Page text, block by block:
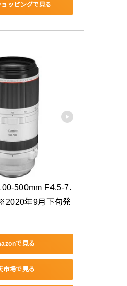
ッピングで見る
500mm F4.5-7.
年9月下旬発
で見る
市場で見る